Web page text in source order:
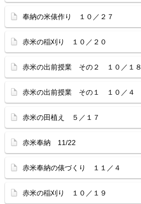
奉納の米俵作り １０／２７
赤米の稲刈り １０／２０
赤米の出前授業 その２ １０／１８
赤米の出前授業 その１ １０／４
赤米の田植え ５／１７
赤米奉納 11/22
赤米奉納の俵づくり １１／４
赤米の稲刈り １０／１９